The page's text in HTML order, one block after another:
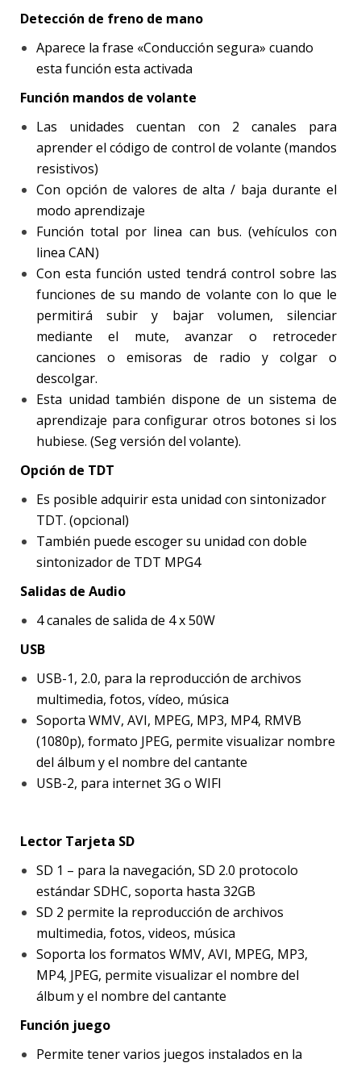
Detección de freno de mano
Aparece la frase «Conducción segura» cuando
esta función esta activada
Función mandos de volante
Las unidades cuentan con 2 canales para
aprender el código de control de volante (mandos
resistivos)
Con opción de valores de alta / baja durante el
modo aprendizaje
Función total por linea can bus. (vehículos con
linea CAN)
Con esta función usted tendrá control sobre las
funciones de su mando de volante con lo que le
permitirá subir y bajar volumen, silenciar
mediante el mute, avanzar o retroceder
canciones o emisoras de radio y colgar o
descolgar.
Esta unidad también dispone de un sistema de
aprendizaje para configurar otros botones si los
hubiese. (Seg versión del volante).
Opción de TDT
Es posible adquirir esta unidad con sintonizador
TDT. (opcional)
También puede escoger su unidad con doble
sintonizador de TDT MPG4
Salidas de Audio
4 canales de salida de 4 x 50W
USB
USB-1, 2.0, para la reproducción de archivos
multimedia, fotos, vídeo, música
Soporta WMV, AVI, MPEG, MP3, MP4, RMVB
(1080p), formato JPEG, permite visualizar nombre
del álbum y el nombre del cantante
USB-2, para internet 3G o WIFI
Lector Tarjeta SD
SD 1 – para la navegación, SD 2.0 protocolo
estándar SDHC, soporta hasta 32GB
SD 2 permite la reproducción de archivos
multimedia, fotos, videos, música
Soporta los formatos WMV, AVI, MPEG, MP3,
MP4, JPEG, permite visualizar el nombre del
álbum y el nombre del cantante
Función juego
Permite tener varios juegos instalados en la